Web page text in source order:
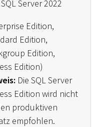
SQL Server 2022
Edition,
Edition,
Edition,
Edition)
Die SQL Server
Edition wird nicht
produktiven
empfohlen.